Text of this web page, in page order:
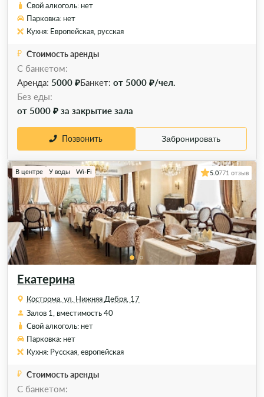
Свой алкоголь: нет
Парковка: нет
Кухня: Европейская, русская
Стоимость аренды
С банкетом:
Аренда: 5000 ₽Банкет: от 5000 ₽/чел.
Без еды:
от 5000 ₽ за закрытие зала
Позвонить Забронировать
Екатерина
В центре У воды Wi-Fi 5.0771 отзыв
Кострома, ул. Нижняя Дебря, 17
Залов 1, вместимость 40
Свой алкоголь: нет
Парковка: нет
Кухня: Русская, европейская
Стоимость аренды
C банкетом: